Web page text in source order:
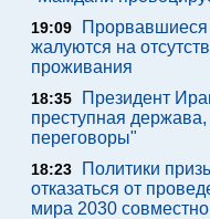
19:09
Прорвавшиеся
жалуются на
проживания
18:35
Президент
преступная
переговоры"
18:23
Политики
отказаться от
мира 2030